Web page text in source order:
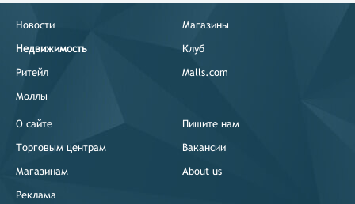
Новости
Недвижимость
Ритейл
Моллы
Магазины
Клуб
Malls.com
О сайте
Торговым центрам
Магазинам
Реклама
Пишите нам
Вакансии
About us